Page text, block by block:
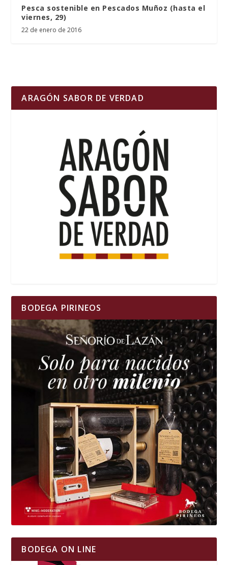
Pesca sostenible en Pescados Muñoz (hasta el
viernes, 29)
22 de enero de 2016
ARAGÓN SABOR DE VERDAD
BODEGA PIRINEOS
BODEGA ON LINE